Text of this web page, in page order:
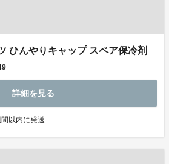
ひんやりキャップ スペア保冷剤
詳細を見る
以内に発送